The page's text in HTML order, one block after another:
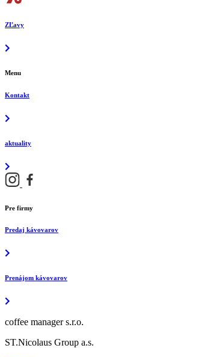
ZĽavy
Menu
Kontakt
aktuality
Pre firmy
Predaj kávovarov
Prenájom kávovarov
coffee manager s.r.o.
ST.Nicolaus Group a.s.